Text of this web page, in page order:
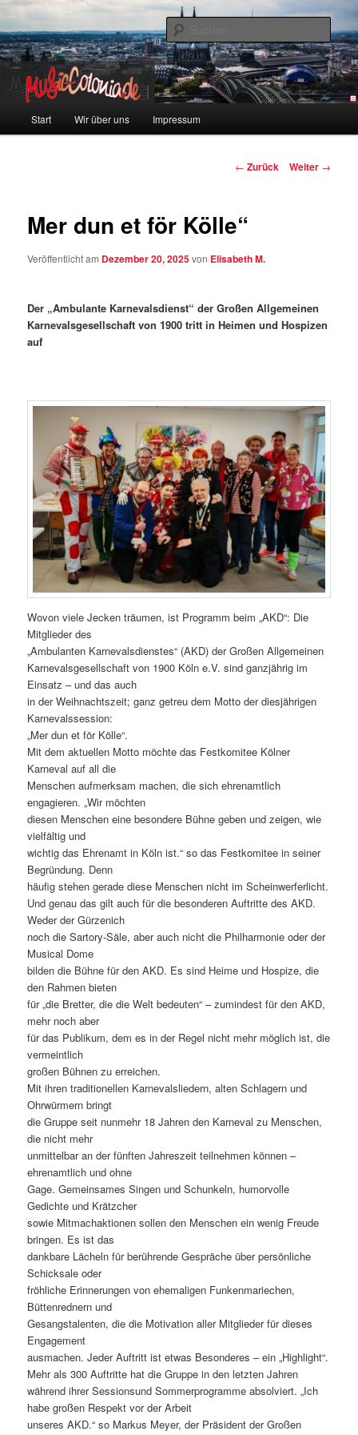
Zum
wechseln
music-colonia
Colonia und Musik!
Start Wir über uns Impressum
Beitragsnavigation
← Zurück Weiter →
Mer dun et för Kölle“
Veröffentlicht am Dezember 20, 2025von Elisabeth M.
Der „Ambulante Karnevalsdienst“ der Großen Allgemeinen
Karnevalsgesellschaft von 1900 tritt in Heimen und Hospizen
auf
Wovon viele Jecken träumen, ist Programm beim „AKD“: Die
Mitglieder des
„Ambulanten Karnevalsdienstes“ (AKD) der Großen Allgemeinen
Karnevalsgesellschaft von 1900 Köln e.V. sind ganzjährig im
Einsatz – und das auch
in der Weihnachtszeit; ganz getreu dem Motto der diesjährigen
Karnevalssession:
„Mer dun et för Kölle“.
Mit dem aktuellen Motto möchte das Festkomitee Kölner
Karneval auf all die
Menschen aufmerksam machen, die sich ehrenamtlich
engagieren. „Wir möchten
diesen Menschen eine besondere Bühne geben und zeigen, wie
vielfältig und
wichtig das Ehrenamt in Köln ist.“ so das Festkomitee in seiner
Begründung. Denn
häufig stehen gerade diese Menschen nicht im Scheinwerferlicht.
Und genau das gilt auch für die besonderen Auftritte des AKD.
Weder der Gürzenich
noch die Sartory-Säle, aber auch nicht die Philharmonie oder der
Musical Dome
bilden die Bühne für den AKD. Es sind Heime und Hospize, die
den Rahmen bieten
für „die Bretter, die die Welt bedeuten“ – zumindest für den AKD,
mehr noch aber
für das Publikum, dem es in der Regel nicht mehr möglich ist, die
vermeintlich
großen Bühnen zu erreichen.
Mit ihren traditionellen Karnevalsliedern, alten Schlagern und
Ohrwürmern bringt
die Gruppe seit nunmehr 18 Jahren den Karneval zu Menschen,
die nicht mehr
unmittelbar an der fünften Jahreszeit teilnehmen können –
ehrenamtlich und ohne
Gage. Gemeinsames Singen und Schunkeln, humorvolle
Gedichte und Krätzcher
sowie Mitmachaktionen sollen den Menschen ein wenig Freude
bringen. Es ist das
dankbare Lächeln für berührende Gespräche über persönliche
Schicksale oder
fröhliche Erinnerungen von ehemaligen Funkenmariechen,
Büttenrednern und
Gesangstalenten, die die Motivation aller Mitglieder für dieses
Engagement
ausmachen. Jeder Auftritt ist etwas Besonderes – ein „Highlight“.
Mehr als 300 Auftritte hat die Gruppe in den letzten Jahren
während ihrer Sessionsund Sommerprogramme absolviert. „Ich
habe großen Respekt vor der Arbeit
unseres AKD.“ so Markus Meyer, der Präsident der Großen